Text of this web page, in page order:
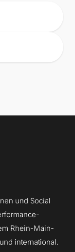
und Social
Rhein-Main-
international.